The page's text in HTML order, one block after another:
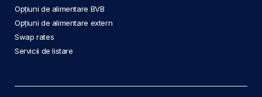
Opțiuni de alimentare BVB
Opțiuni de alimentare extern
Swap rates
Servicii de listare